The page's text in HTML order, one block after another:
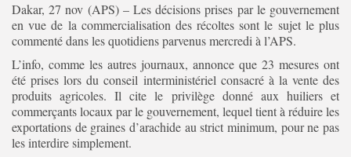
Dakar, 27 nov (APS) – Les décisions prises par le gouvernement
en vue de la commercialisation des récoltes sont le sujet le plus
commenté dans les quotidiens parvenus mercredi à l’APS.
L’info, comme les autres journaux, annonce que 23 mesures ont
été prises lors du conseil interministériel consacré à la vente des
produits agricoles. Il cite le privilège donné aux huiliers et
commerçants locaux par le gouvernement, lequel tient à réduire les
exportations de graines d’arachide au strict minimum, pour ne pas
les interdire simplement.